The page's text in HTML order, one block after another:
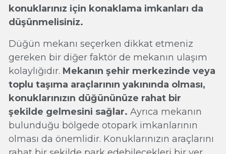
konuklarınız için konaklama imkanları da
düşünmelisiniz.
Düğün mekanı seçerken dikkat etmeniz
gereken bir diğer faktör de mekanın ulaşım
kolaylığıdır. Mekanın şehir merkezinde veya
toplu taşıma araçlarının yakınında olması,
konuklarınızın düğününüze rahat bir
şekilde gelmesini sağlar. Ayrıca mekanın
bulunduğu bölgede otopark imkanlarının
olması da önemlidir. Konuklarınızın araçlarını